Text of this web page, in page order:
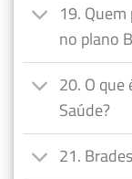
19.
no plano
20. O que
Saúde?
21.